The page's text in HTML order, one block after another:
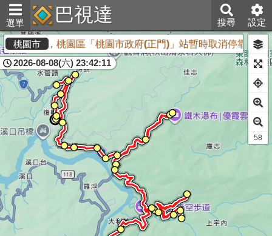
選單 巴視達 搜尋 設定
桃園市
28日止，桃園區「桃園市政府(正門)」站暫時取消停靠，請
2026-08-08(六) 23:42:11
57